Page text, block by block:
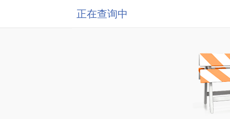
正在查询中